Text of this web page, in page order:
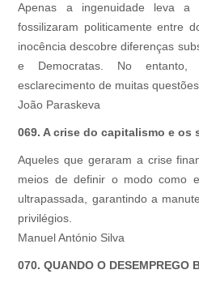
Apenas a ingenuidade leva
fossilizaram politicamente entre
inocência descobre diferenças
e Democratas. No
esclarecimento de muitas
João Paraskeva
069. A crise do capitalismo e os
Aqueles que geraram a crise
meios de definir o modo como
ultrapassada, garantindo a
privilégios.
Manuel António Silva
070. QUANDO O DESEMPREGO